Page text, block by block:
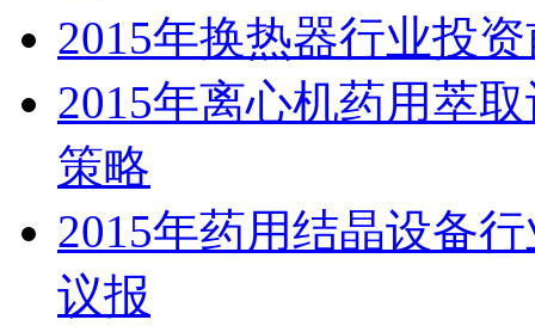
2015年换热器行业投
2015年离心机药用萃
策略
2015年药用结晶设备
议报